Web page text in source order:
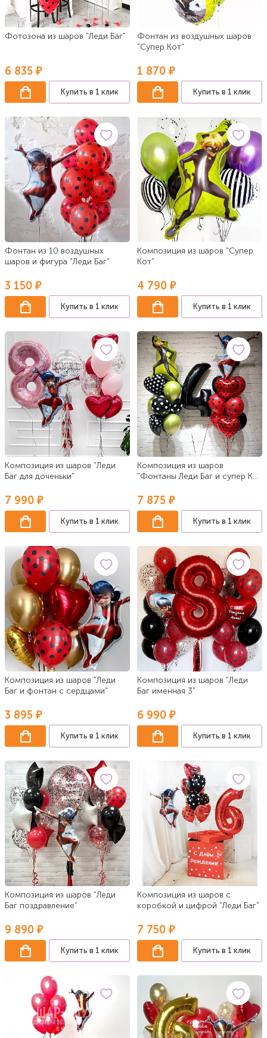
Фотозона из шаров "Леди Баг"
6 835 ₽
Купить в 1 клик
Фонтан из воздушных шаров
"Супер Кот"
1 870 ₽
Купить в 1 клик
Фонтан из 10 воздушных
шаров и фигура "Леди Баг"
3 150 ₽
Купить в 1 клик
Композиция из шаров "Супер
Кот"
4 790 ₽
Купить в 1 клик
Композиция из шаров "Леди
Баг для доченьки"
7 990 ₽
Купить в 1 клик
Композиция из шаров
"Фонтаны Леди Баг и супер Кот
7 875 ₽
Купить в 1 клик
Композиция из шаров "Леди
Баг и фонтан с сердцами"
3 895 ₽
Купить в 1 клик
Композиция из шаров "Леди
Баг именная 3"
6 990 ₽
Купить в 1 клик
Композиция из шаров "Леди
Баг поздравление"
9 890 ₽
Купить в 1 клик
Композиция из шаров с
коробкой и цифрой "Леди Баг"
7 750 ₽
Купить в 1 клик